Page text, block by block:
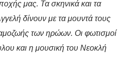
μας. Τα σκηνικά και τα
δίνουν με τα μουντά τους
των ηρώων. Οι φωτισμοί
και η μουσική του Νεοκλή